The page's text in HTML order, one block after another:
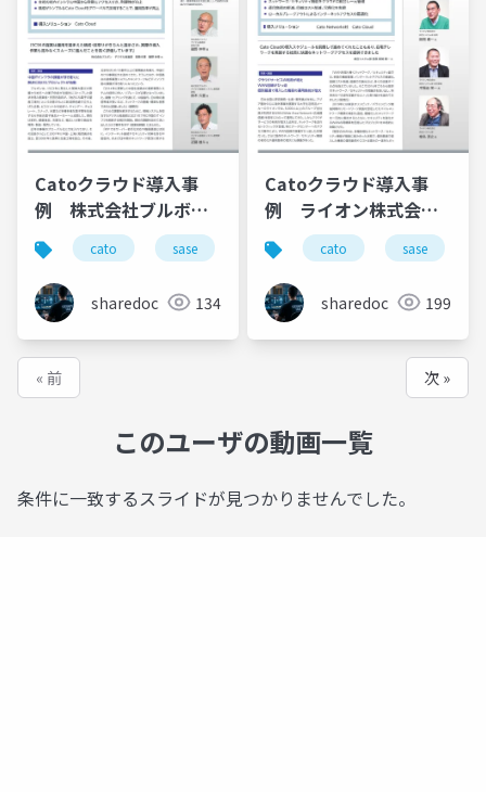
Catoクラウド導入事
例 株式会社ブルボン
様
cato sase ゼロトラスト 導入事例
sharedoc 134
Catoクラウド導入事
例 ライオン株式会社
様
cato sase
sharedoc 199
« 前 次 »
このユーザの動画一覧
条件に一致するスライドが見つかりませんでした。